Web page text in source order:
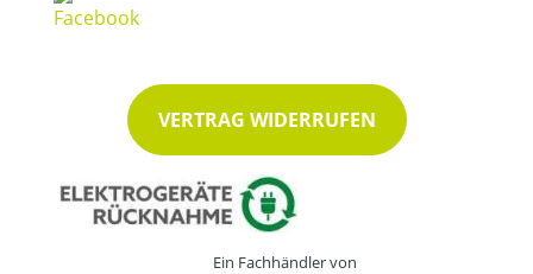
VERTRAG WIDERRUFEN
Ein Fachhändler von